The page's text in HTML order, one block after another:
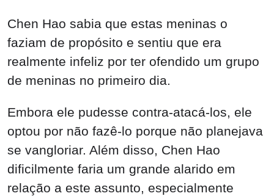
Chen Hao sabia que estas meninas o
faziam de propósito e sentiu que era
realmente infeliz por ter ofendido um grupo
de meninas no primeiro dia.
Embora ele pudesse contra-atacá-los, ele
optou por não fazê-lo porque não planejava
se vangloriar. Além disso, Chen Hao
dificilmente faria um grande alarido em
relação a este assunto, especialmente